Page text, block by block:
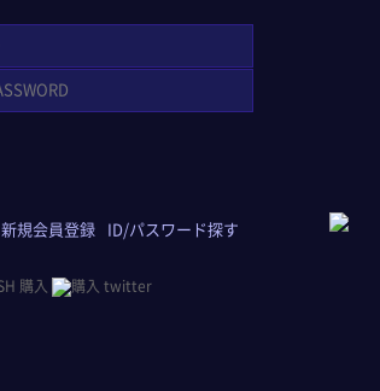
新規会員登録 ID/パスワード探す